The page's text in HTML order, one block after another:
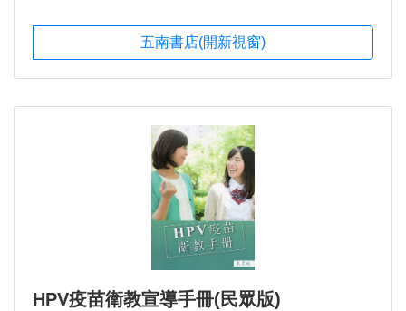
五南書店(開新視窗)
HPV疫苗衛教宣導手冊(民眾版)